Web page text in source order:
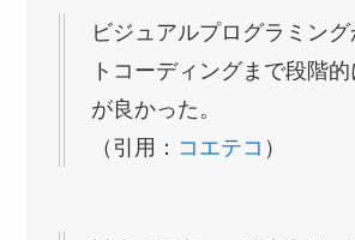
ビジュアルプログラミング
トコーディングまで段階
が良かった。
（引用： コエテコ ）